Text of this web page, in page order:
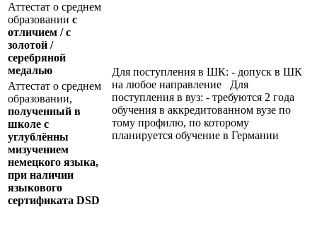
Аттестат о среднем
образовании с
отличием / с
золотой /
серебряной
медалью
Для поступления в ШК: - допуск в ШК
на любое направление Для
поступления в вуз: - требуются 2 года
обучения в аккредитованном вузе по
тому профилю, по которому
планируется обучение в Германии
Аттестат о среднем
образовании,
полученный в
школе с
углублённы
мизучением
немецкого языка,
при наличии
языкового
сертификата DSD